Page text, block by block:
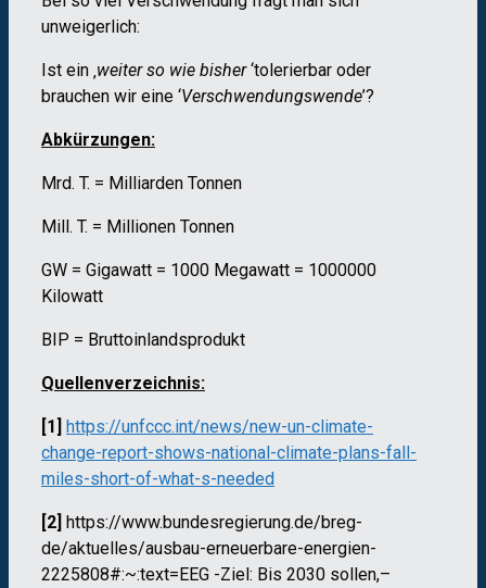
unweigerlich:
Ist ein ‚weiter so wie bisher‘tolerierbar oder
brauchen wir eine ‘Verschwendungswende’?
Abkürzungen:
Mrd. T. = Milliarden Tonnen
Mill. T. = Millionen Tonnen
GW = Gigawatt = 1000 Megawatt = 1000000
Kilowatt
BIP = Bruttoinlandsprodukt
Quellenverzeichnis:
[1] https://unfccc.int/news/new-un-climate-
change-report-shows-national-climate-plans-fall-
miles-short-of-what-s-needed
[2] https://www.bundesregierung.de/breg-
de/aktuelles/ausbau-erneuerbare-energien-
2225808#:~:text=EEG -Ziel: Bis 2030 sollen,–